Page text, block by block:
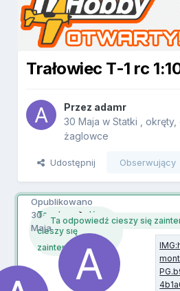
Trałowiec T-1 rc
Przez adamr
30 Maja wStatki , okręty,
żaglowce
Udostępnij Obserwujący
Ta odpowiedź
cieszy się
zainteresowaniem.
adamr
Ta odpowiedź cieszy się
Opublikowano
30
Maja